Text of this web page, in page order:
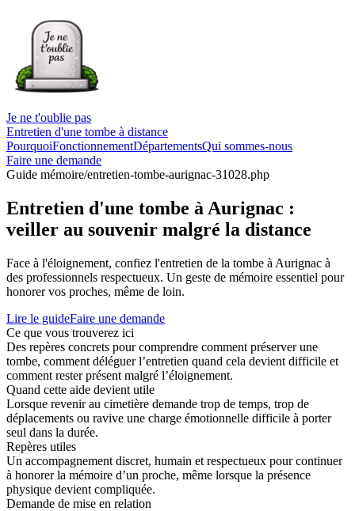
Je ne t'oublie pas
Entretien d'une tombe à distance
PourquoiFonctionnementDépartementsQui sommes-nous
Faire une demande
Guide mémoire/entretien-tombe-aurignac-31028.php
Entretien d'une tombe à Aurignac :
veiller au souvenir malgré la distance
Face à l'éloignement, confiez l'entretien de la tombe à Aurignac à
des professionnels respectueux. Un geste de mémoire essentiel pour
honorer vos proches, même de loin.
Lire le guideFaire une demande
Ce que vous trouverez ici
Des repères concrets pour comprendre comment préserver une
tombe, comment déléguer l’entretien quand cela devient difficile et
comment rester présent malgré l’éloignement.
Quand cette aide devient utile
Lorsque revenir au cimetière demande trop de temps, trop de
déplacements ou ravive une charge émotionnelle difficile à porter
seul dans la durée.
Repères utiles
Un accompagnement discret, humain et respectueux pour continuer
à honorer la mémoire d’un proche, même lorsque la présence
physique devient compliquée.
Demande de mise en relation